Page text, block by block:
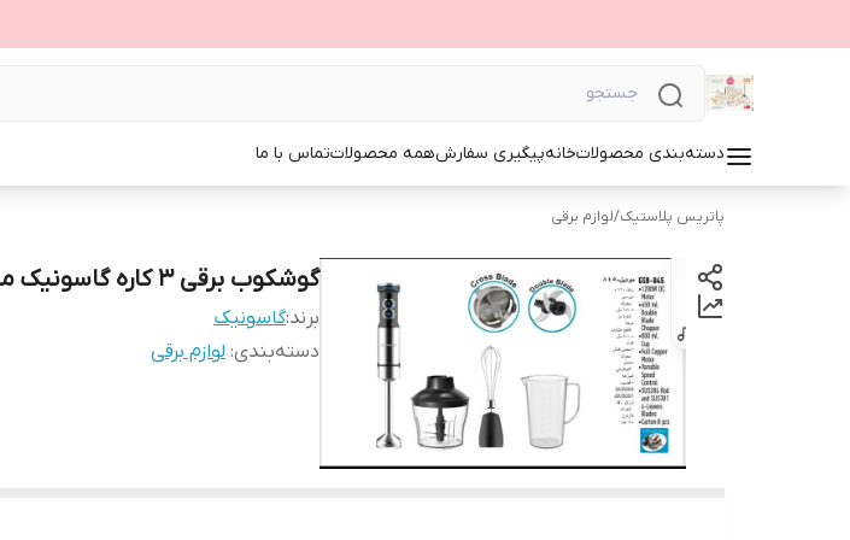
دسته‌بندی محصولاتخانهپیگیری سفارشهمه محصولاتتماس با ما
پاتریس پلاستیک/لوازم برقی
گوشکوب برقی ۳ کاره گاسونیک مدل ۸۴۵
برند:گاسونیک
دسته‌بندی: لوازم برقی